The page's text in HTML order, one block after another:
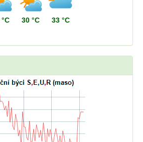
30 °C 33 °C